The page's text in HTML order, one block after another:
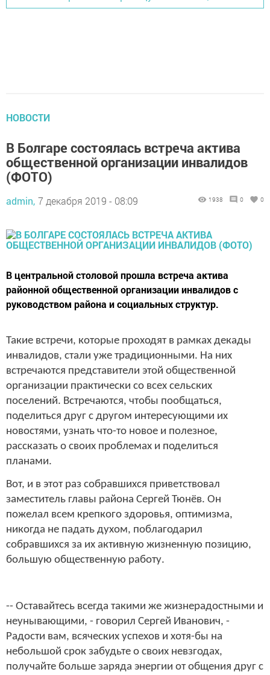
НОВОСТИ
В Болгаре состоялась встреча актива
общественной организации инвалидов
(ФОТО)
admin, 7 декабря 2019 - 08:09 1938 0 0
​​​​​​​В центральной столовой прошла встреча актива
районной общественной организации инвалидов с
руководством района и социальных структур.
Такие встречи, которые проходят в рамках декады
инвалидов, стали уже традиционными. На них
встречаются представители этой общественной
организации практически со всех сельских
поселений. Встречаются, чтобы пообщаться,
поделиться друг с другом интересующими их
новостями, узнать что-то новое и полезное,
рассказать о своих проблемах и поделиться
планами.
Вот, и в этот раз собравшихся приветствовал
заместитель главы района Сергей Тюнёв. Он
пожелал всем крепкого здоровья, оптимизма,
никогда не падать духом, поблагодарил
собравшихся за их активную жизненную позицию,
большую общественную работу.
-- Оставайтесь всегда такими же жизнерадостными и
неунывающими, - говорил Сергей Иванович, -
Радости вам, всяческих успехов и хотя-бы на
небольшой срок забудьте о своих невзгодах,
получайте больше заряда энергии от общения друг с